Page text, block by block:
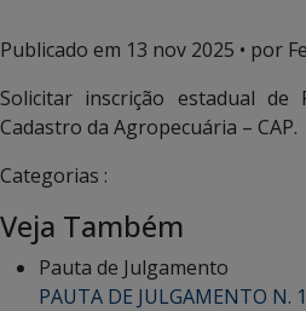
Publicado em 13 nov 2025 • por
Solicitar inscrição estadual de
Cadastro da Agropecuária – CAP.
Categorias :
Veja Também
Pauta de Julgamento
PAUTA DE JULGAMENTO N.